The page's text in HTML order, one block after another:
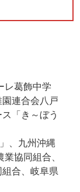
葛飾中学
連合会八戸
「き～ぼう
、九州沖縄
協同組合、
合、岐阜県